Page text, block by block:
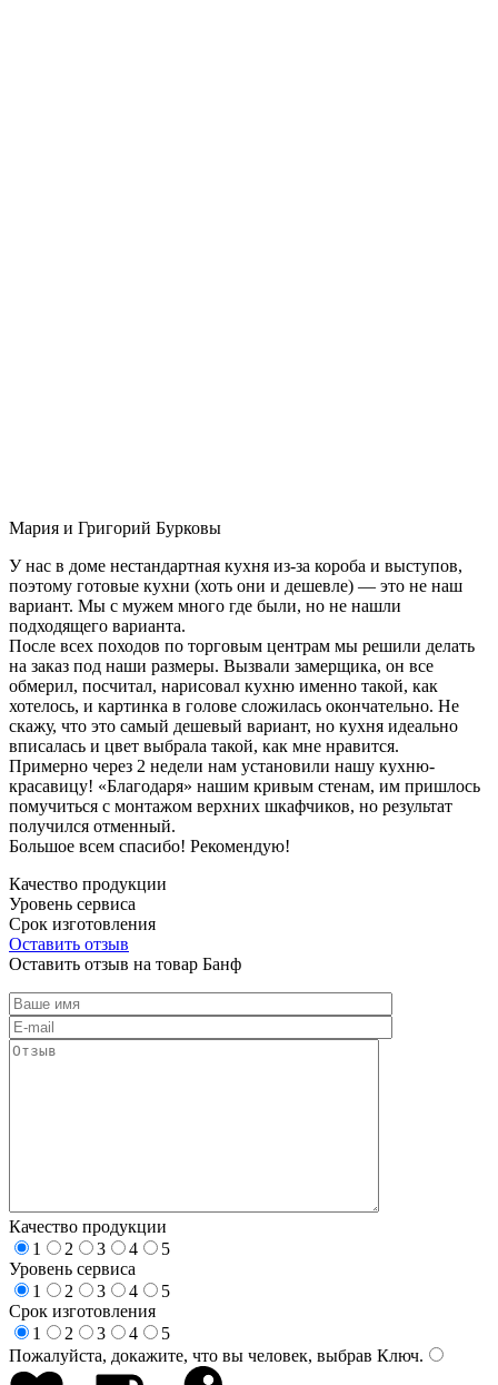
Мария и Григорий Бурковы
У нас в доме нестандартная кухня из-за короба и выступов,
поэтому готовые кухни (хоть они и дешевле) — это не наш
вариант. Мы с мужем много где были, но не нашли
подходящего варианта.
После всех походов по торговым центрам мы решили делать
на заказ под наши размеры. Вызвали замерщика, он все
обмерил, посчитал, нарисовал кухню именно такой, как
хотелось, и картинка в голове сложилась окончательно. Не
скажу, что это самый дешевый вариант, но кухня идеально
вписалась и цвет выбрала такой, как мне нравится.
Примерно через 2 недели нам установили нашу кухню-
красавицу! «Благодаря» нашим кривым стенам, им пришлось
помучиться с монтажом верхних шкафчиков, но результат
получился отменный.
Большое всем спасибо! Рекомендую!
Качество продукции
Уровень сервиса
Срок изготовления
Оставить отзыв
Оставить отзыв на товар Банф
Качество продукции
1
2 3 4
5
Уровень сервиса
1
2 3 4
5
Срок изготовления
1
2 3 4
5
Пожалуйста, докажите, что вы человек, выбрав Ключ.